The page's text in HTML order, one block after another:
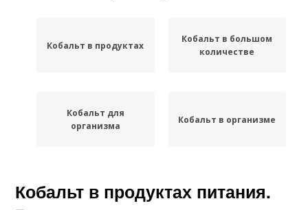
Кобальт в продуктах
Кобальт в большом
количестве
Кобальт для
организма
Кобальт в организме
Кобальт в продуктах питания.